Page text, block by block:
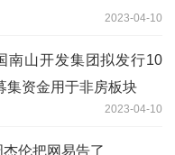
2023-04-10
南山开发集团拟发行10
集资金用于非房板块
2023-04-10
伦把网易告了